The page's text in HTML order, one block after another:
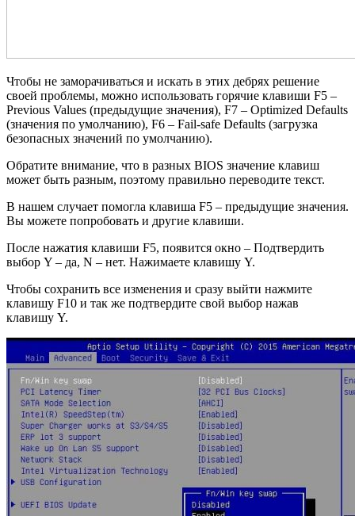
Чтобы не заморачиваться и искать в этих дебрях решение
своей проблемы, можно использовать горячие клавиши F5 –
Previous Values (предыдущие значения), F7 – Optimized Defaults
(значения по умолчанию), F6 – Fail-safe Defaults (загрузка
безопасных значений по умолчанию).
Обратите внимание, что в разных BIOS значение клавиш
может быть разным, поэтому правильно переводите текст.
В нашем случает помогла клавиша F5 – предыдущие значения.
Вы можете попробовать и другие клавиши.
После нажатия клавиши F5, появится окно – Подтвердить
выбор Y – да, N – нет. Нажимаете клавишу Y.
Чтобы сохранить все изменения и сразу выйти нажмите
клавишу F10 и так же подтвердите свой выбор нажав
клавишу Y.